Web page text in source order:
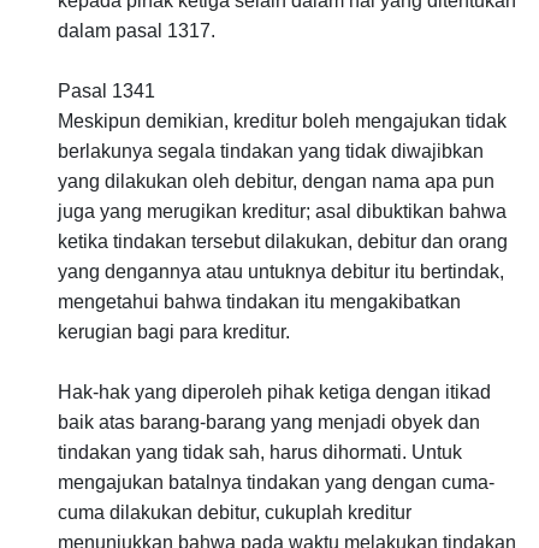
dalam pasal 1317.
Pasal 1341
Meskipun demikian, kreditur boleh mengajukan tidak
berlakunya segala tindakan yang tidak diwajibkan
yang dilakukan oleh debitur, dengan nama apa pun
juga yang merugikan kreditur; asal dibuktikan bahwa
ketika tindakan tersebut dilakukan, debitur dan orang
yang dengannya atau untuknya debitur itu bertindak,
mengetahui bahwa tindakan itu mengakibatkan
kerugian bagi para kreditur.
Hak-hak yang diperoleh pihak ketiga dengan itikad
baik atas barang-barang yang menjadi obyek dan
tindakan yang tidak sah, harus dihormati. Untuk
mengajukan batalnya tindakan yang dengan cuma-
cuma dilakukan debitur, cukuplah kreditur
menunjukkan bahwa pada waktu melakukan tindakan